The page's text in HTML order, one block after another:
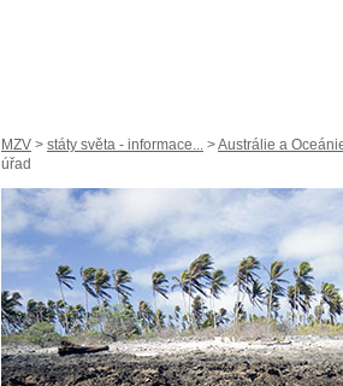
MZV > státy světa - informace... >Austrálie a
úřad